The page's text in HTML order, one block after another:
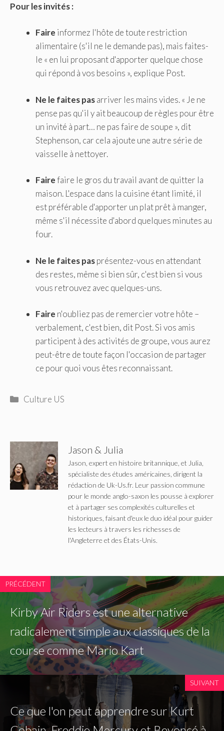
Pour les invités :
Faire informez l'hôte de toute restriction
alimentaire (s'il ne le demande pas), mais faites-
le « en lui proposant d'apporter quelque chose
qui répond à vos besoins », explique Post.
Ne le faites pasarriver les mains vides. « Je ne
pense pas qu'il y ait beaucoup de règles pour être
un invité à part… ne pas faire de soupe », dit
Stephenson, car cela ajoute une autre série de
vaisselle à nettoyer.
Fairefaire le gros du travail avant de quitter la
maison. L'espace dans la cuisine étant limité, il
est préférable d'apporter un plat prêt à manger,
même s'il nécessite d'abord quelques minutes au
four.
Ne le faites pasprésentez-vous en attendant
des restes, même si bien sûr, c'est bien si vous
vous retrouvez avec quelques-uns.
Faire n'oubliez pas de remercier votre hôte –
verbalement, c'est bien, dit Post. Si vos amis
participent à des activités de groupe, vous aurez
peut-être de toute façon l'occasion de partager
ce pour quoi vous êtes reconnaissant.
Catégories
Culture US
Jason & Julia
Jason, expert en histoire britannique, et Julia,
spécialiste des études américaines, dirigent la
rédaction de Uk-Us.fr. Leur passion commune
pour le monde anglo-saxon les pousse à explorer
et à partager ses complexités culturelles et
historiques, faisant d'eux le duo idéal pour guider
les lecteurs à travers les richesses de
l'Angleterre et des États-Unis.
PRÉCÉDENT
Kirby Air Riders est une alternative
radicalement simple aux classiques de la
course comme Mario Kart
SUIVANT
Ce que l'on peut apprendre sur Kurt